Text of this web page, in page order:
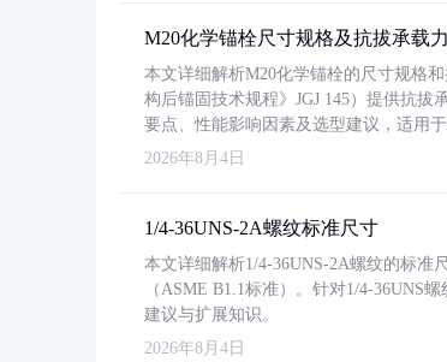
M20化学锚栓尺寸规格及抗拔承载
本文详细解析M20化学锚栓的尺寸规格
构后锚固技术规程》JGJ 145）提供抗
要点、性能影响因素及选型建议，适用
2026年8月4日
1/4-36UNS-2A螺纹标准尺寸
本文详细解析1/4-36UNS-2A螺纹的标准
（ASME B1.1标准）。针对1/4-36UNS
建议与扩展知识。
2026年8月4日